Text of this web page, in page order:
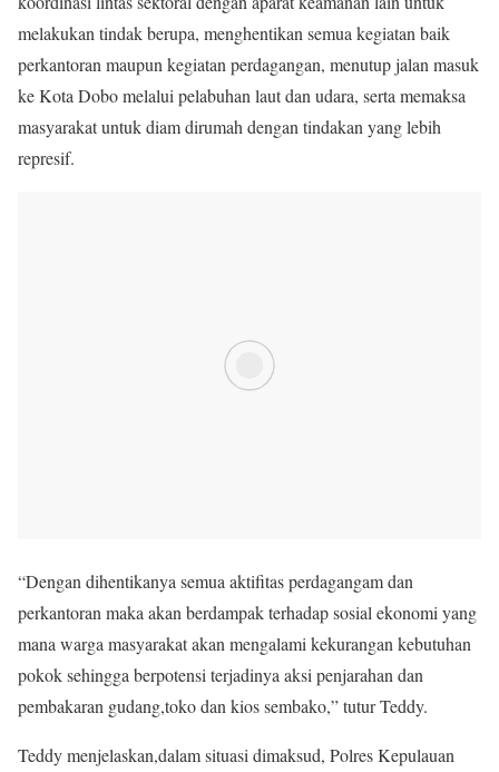
melakukan tindak berupa, menghentikan semua kegiatan baik
perkantoran maupun kegiatan perdagangan, menutup jalan masuk
ke Kota Dobo melalui pelabuhan laut dan udara, serta memaksa
masyarakat untuk diam dirumah dengan tindakan yang lebih
represif.
“Dengan dihentikanya semua aktifitas perdagangam dan
perkantoran maka akan berdampak terhadap sosial ekonomi yang
mana warga masyarakat akan mengalami kekurangan kebutuhan
pokok sehingga berpotensi terjadinya aksi penjarahan dan
pembakaran gudang,toko dan kios sembako,” tutur Teddy.
Teddy menjelaskan,dalam situasi dimaksud, Polres Kepulauan